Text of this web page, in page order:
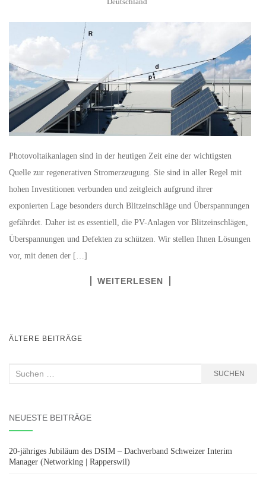
Photovoltaikanlagen sind in der heutigen Zeit eine der wichtigsten
Quelle zur regenerativen Stromerzeugung. Sie sind in aller Regel mit
hohen Investitionen verbunden und zeitgleich aufgrund ihrer
exponierten Lage besonders durch Blitzeinschläge und Überspannungen
gefährdet. Daher ist es essentiell, die PV-Anlagen vor Blitzeinschlägen,
Überspannungen und Defekten zu schützen. Wir stellen Ihnen Lösungen
vor, mit denen der […]
WEITERLESEN
BEITRAGSNAVIGATION
ÄLTERE BEITRÄGE
Suchen
SUCHEN
NEUESTE BEITRÄGE
20-jähriges Jubiläum des DSIM – Dachverband Schweizer Interim
Manager (Networking | Rapperswil)